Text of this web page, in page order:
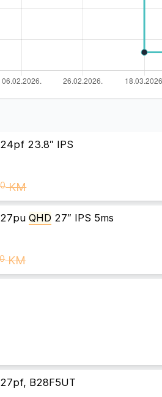
23.8″ IPS
KM
QHD 27″ IPS 5ms
KM
B28F5UT